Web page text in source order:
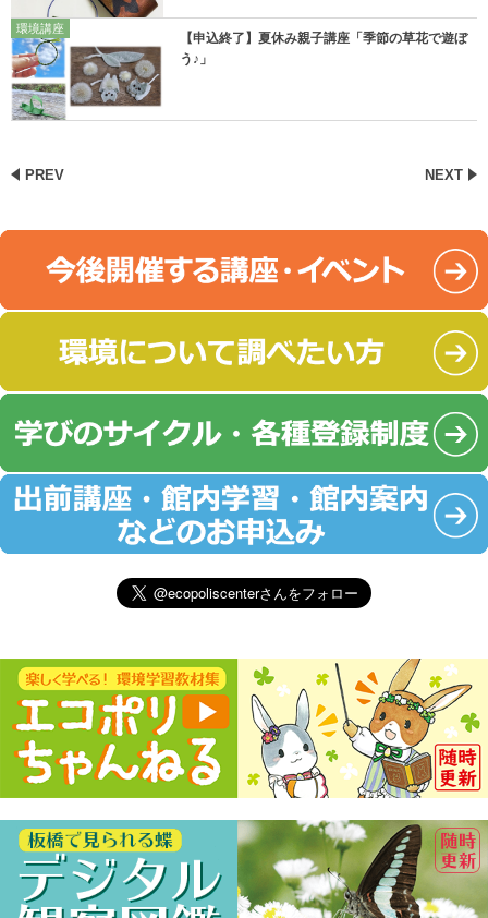
環境講座
【申込終了】夏休み親子講座「季節の草花で遊ぼ
う♪」
PREV NEXT